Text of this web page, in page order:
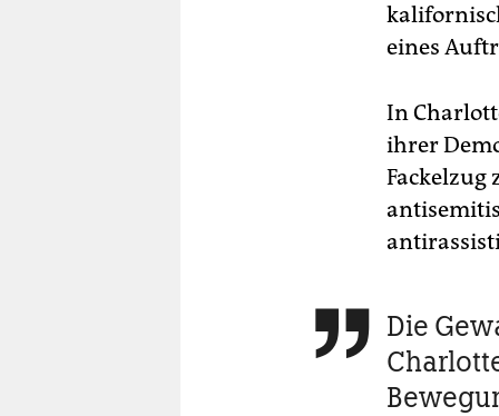
eines
In
ihrer
Fackelzug
 Die